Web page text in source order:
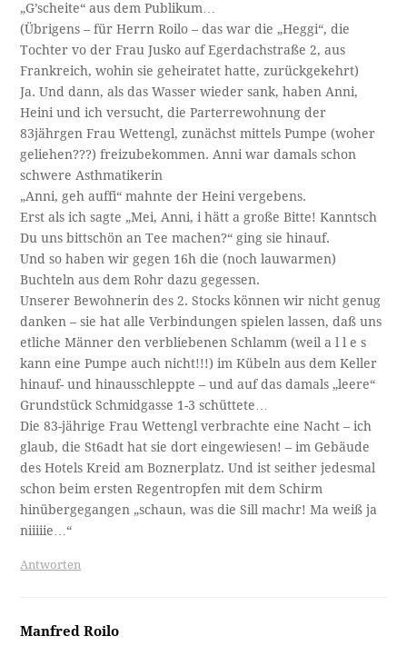
„G’scheite“ aus dem Publikum…
(Übrigens – für Herrn Roilo – das war die „Heggi“, die
Tochter vo der Frau Jusko auf Egerdachstraße 2, aus
Frankreich, wohin sie geheiratet hatte, zurückgekehrt)
Ja. Und dann, als das Wasser wieder sank, haben Anni,
Heini und ich versucht, die Parterrewohnung der
83jährgen Frau Wettengl, zunächst mittels Pumpe (woher
geliehen???) freizubekommen. Anni war damals schon
schwere Asthmatikerin
„Anni, geh auffi“ mahnte der Heini vergebens.
Erst als ich sagte „Mei, Anni, i hätt a große Bitte! Kanntsch
Du uns bittschön an Tee machen?“ ging sie hinauf.
Und so haben wir gegen 16h die (noch lauwarmen)
Buchteln aus dem Rohr dazu gegessen.
Unserer Bewohnerin des 2. Stocks können wir nicht genug
danken – sie hat alle Verbindungen spielen lassen, daß uns
etliche Männer den verbliebenen Schlamm (weil a l l e s
kann eine Pumpe auch nicht!!!) im Kübeln aus dem Keller
hinauf- und hinausschleppte – und auf das damals „leere“
Grundstück Schmidgasse 1-3 schüttete…
Die 83-jährige Frau Wettengl verbrachte eine Nacht – ich
glaub, die St6adt hat sie dort eingewiesen! – im Gebäude
des Hotels Kreid am Boznerplatz. Und ist seither jedesmal
schon beim ersten Regentropfen mit dem Schirm
hinübergegangen „schaun, was die Sill machr! Ma weiß ja
niiiiie…“
Antworten
Manfred Roilo